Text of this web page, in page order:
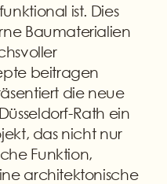
ist. Dies
Baumaterialien
beitragen
die neue
Rath ein
das nicht nur
Funktion,
architektonische